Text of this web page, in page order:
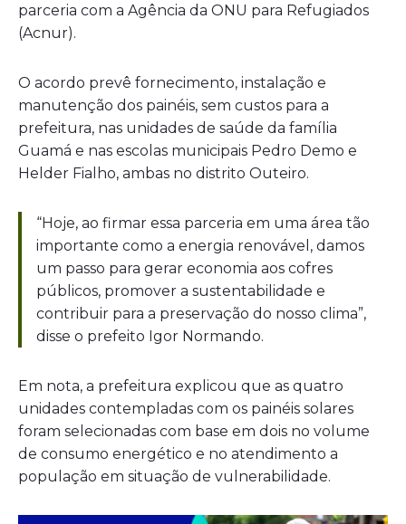
parceria com a Agência da ONU para Refugiados
(Acnur).
O acordo prevê fornecimento, instalação e
manutenção dos painéis, sem custos para a
prefeitura, nas unidades de saúde da família
Guamá e nas escolas municipais Pedro Demo e
Helder Fialho, ambas no distrito Outeiro.
“Hoje, ao firmar essa parceria em uma área tão
importante como a energia renovável, damos
um passo para gerar economia aos cofres
públicos, promover a sustentabilidade e
contribuir para a preservação do nosso clima”,
disse o prefeito Igor Normando.
Em nota, a prefeitura explicou que as quatro
unidades contempladas com os painéis solares
foram selecionadas com base em dois no volume
de consumo energético e no atendimento a
população em situação de vulnerabilidade.